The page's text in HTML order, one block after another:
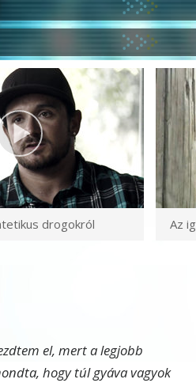
drogokról Az
el, mert a legjobb
hogy túl gyáva vagyok